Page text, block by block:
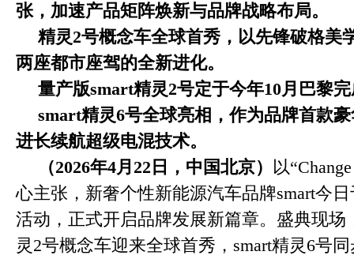
张，加速产品矩阵焕新与品牌战略布局。
精灵2号概念车全球首秀，以先锋破格美
两座都市座驾的全新进化。
量产版smart精灵2号定于今年10月巴黎
smart精灵6号全球亮相，作为品牌首款
进长续航超级电混技术。
（2026年4月 22 日，中国北京） 以
心主张，新奢个性新能源汽车品牌smart今
活动，正式开启品牌发展新篇章。盛典现场
灵2号概念车迎来全球首秀，smart精灵6号